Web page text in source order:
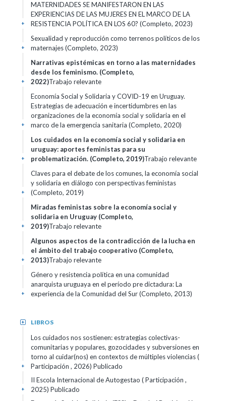
MATERNIDADES SE MANIFESTARON EN LAS
EXPERIENCIAS DE LAS MUJERES EN EL MARCO DE LA
RESISTENCIA POLÍTICA EN LOS 60? (Completo, 2023)
+
Sexualidad y reproducción como terrenos políticos de los
maternajes (Completo, 2023)
+
Narrativas epistémicas en torno a las maternidades
desde los feminismo. (Completo,
2022)Trabajo relevante
+
Economía Social y Solidaria y COVID-19 en Uruguay.
Estrategias de adecuación e incertidumbres en las
organizaciones de la economía social y solidaria en el
marco de la emergencia sanitaria (Completo, 2020)
+
Los cuidados en la economía social y solidaria en
uruguay: aportes feministas para su
problematización. (Completo, 2019)Trabajo relevante
+
Claves para el debate de los comunes, la economía social
y solidaria en diálogo con perspectivas feministas
(Completo, 2019)
+
Miradas feministas sobre la economía social y
solidaria en Uruguay (Completo,
2019)Trabajo relevante
+
Algunos aspectos de la contradicción de la lucha en
el ámbito del trabajo cooperativo (Completo,
2013)Trabajo relevante
+
Género y resistencia política en una comunidad
anarquista uruguaya en el período pre dictadura: La
experiencia de la Comunidad del Sur (Completo, 2013)
+
LIBROS
+
Los cuidados nos sostienen: estrategias colectivas-
comunitarias y populares, gozocidades y subversiones en
torno al cuidar(nos) en contextos de múltiples violencias (
Participación , 2026) Publicado
+
II Escola Internacional de Autogestao ( Participación ,
2025) Publicado
+